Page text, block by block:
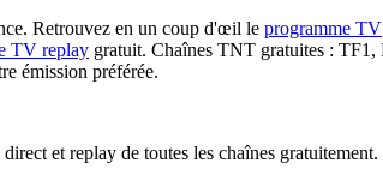
Retrouvez en un coup d'œil le programme TV
TV replay gratuit. Chaînes TNT gratuites :
émission préférée.
et replay de toutes les chaînes gratuitement.